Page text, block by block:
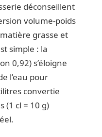
déconseillent
volume-poids
grasse et
simple : la
0,92) s’éloigne
l’eau pour
convertie
(1 cl = 10 g)